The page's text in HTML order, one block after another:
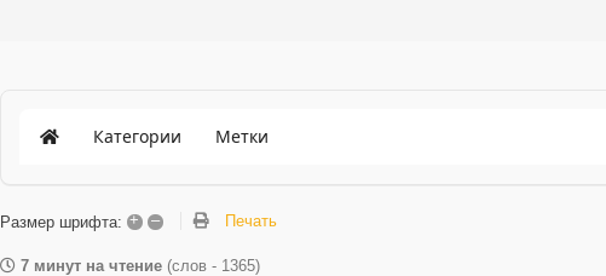
Категории Метки
Размер шрифта: + – Печать
7 минут на чтение (слов - 1365)